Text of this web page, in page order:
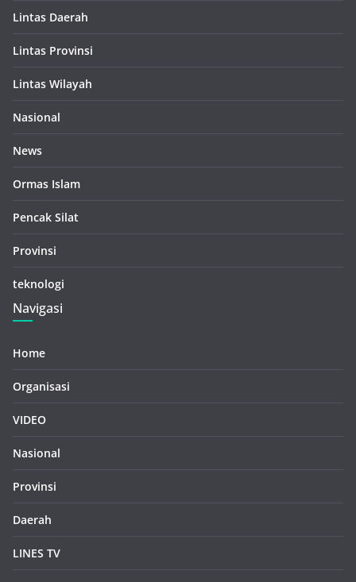
Lintas Daerah
Lintas Provinsi
Lintas Wilayah
Nasional
News
Ormas Islam
Pencak Silat
Provinsi
teknologi
Navigasi
Home
Organisasi
VIDEO
Nasional
Provinsi
Daerah
LINES TV